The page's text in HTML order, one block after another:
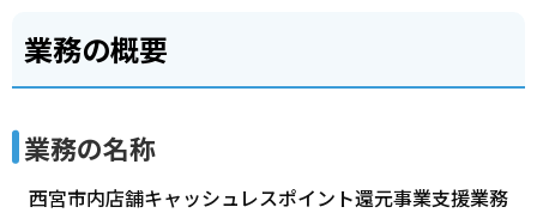
業務の概要
業務の名称
西宮市内店舗キャッシュレスポイント還元事業支援業務